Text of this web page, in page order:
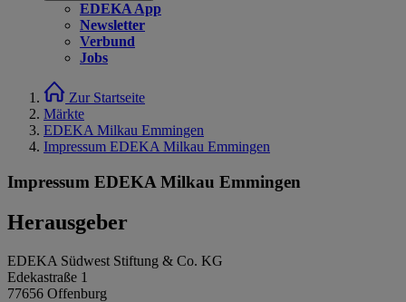
EDEKA App
Newsletter
Verbund
Jobs
Zur Startseite
Märkte
EDEKA Milkau Emmingen
Impressum EDEKA Milkau Emmingen
Impressum EDEKA Milkau Emmingen
Herausgeber
EDEKA Südwest Stiftung & Co. KG
Edekastraße 1
77656 Offenburg